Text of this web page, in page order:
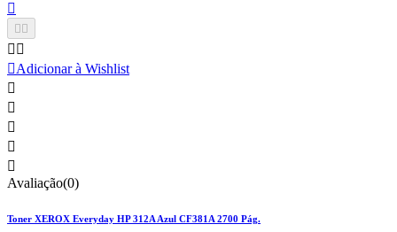

 
 
Adicionar à Wishlist





Avaliação(0)
Toner XEROX Everyday HP 312A Azul CF381A 2700 Pág.